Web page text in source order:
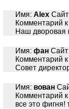
Имя: Alex
Комментарий
Наш дворовая
Имя: фан
Комментарий
Совет
Имя: вован
Комментарий
все это фигня!